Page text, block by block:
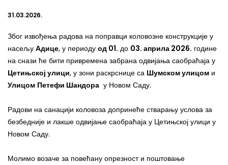
31.03.2026.
Због извођења радова на поправци коловозне конструкције у
насељу Адице, у периоду од 01. до 03. априла 2026. године
на снази ће бити привремена забрана одвијања саобраћаја у
Цетињској улици, у зони раскрснице са Шумском улицом и
Улицом Петефи Шандора у Новом Саду.
Радови на санацији коловоза допринеће стварању услова за
безбедније и лакше одвијање саобраћаја у Цетињској улици у
Новом Саду.
Молимо возаче за повећану опрезност и поштовање